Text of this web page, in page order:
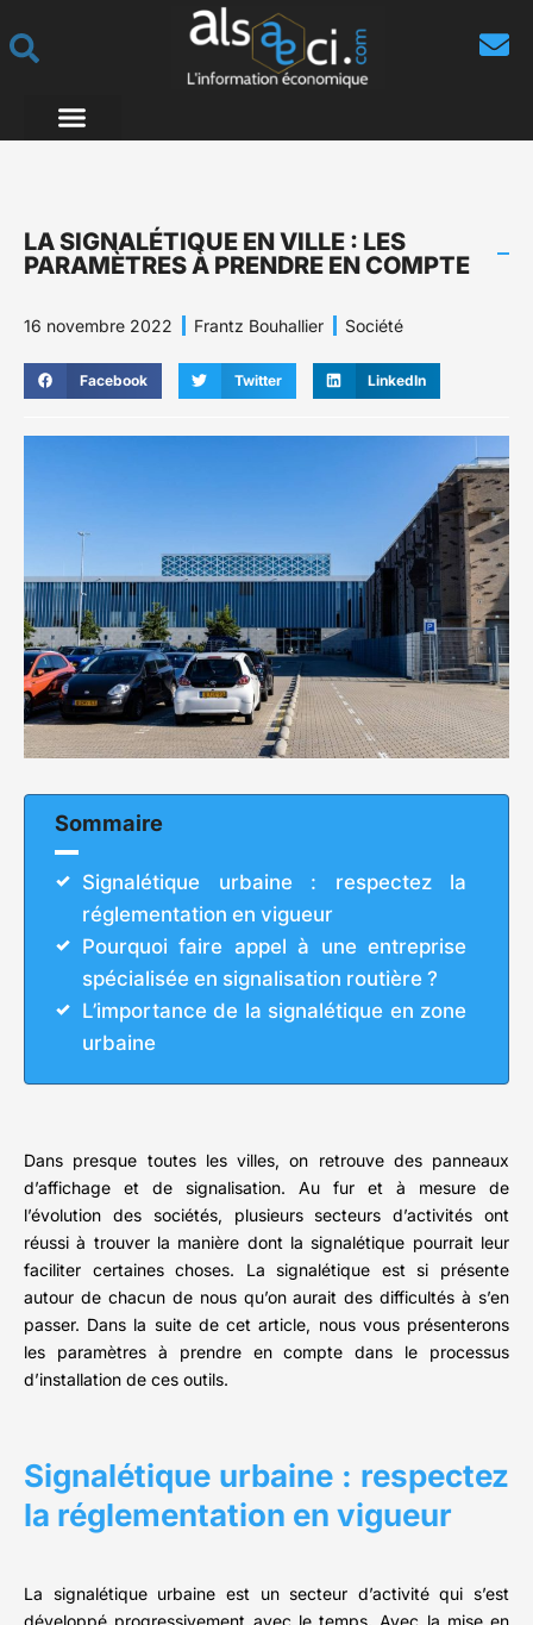
LA SIGNALÉTIQUE EN VILLE : LES
PARAMÈTRES À PRENDRE EN COMPTE
16 novembre 2022 Frantz Bouhallier Société
Facebook Twitter LinkedIn
Sommaire
Signalétique urbaine : respectez la
réglementation en vigueur
Pourquoi faire appel à une entreprise
spécialisée en signalisation routière ?
L’importance de la signalétique en zone
urbaine
Dans presque toutes les villes, on retrouve des panneaux
d’affichage et de signalisation. Au fur et à mesure de
l’évolution des sociétés, plusieurs secteurs d’activités ont
réussi à trouver la manière dont la signalétique pourrait leur
faciliter certaines choses. La signalétique est si présente
autour de chacun de nous qu’on aurait des difficultés à s’en
passer. Dans la suite de cet article, nous vous présenterons
les paramètres à prendre en compte dans le processus
d’installation de ces outils.
Signalétique urbaine : respectez
la réglementation en vigueur
La signalétique urbaine est un secteur d’activité qui s’est